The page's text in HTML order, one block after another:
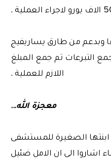
وبدعم من طارق يساريفيج
التبرعات تم جمع المبلغ
اللازم للعملية .
معجزة الله...
ابنتها الصغيرة للمستشفى
اشاروا الى ان الامل ضئيل